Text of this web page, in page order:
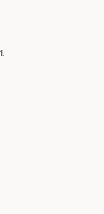
וזאת הפעם הראשונה שיש, אתה יודע, לקוח.